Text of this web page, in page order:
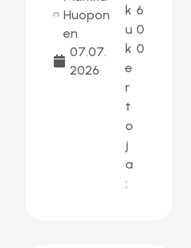
Huopon
en
07.07.
2026
k
u
k
e
r
t
o
j
a
:
6
0
0